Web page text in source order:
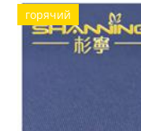
горячий